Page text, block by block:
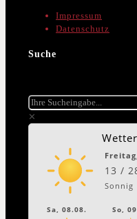
Impressum
Datenschutz
Suche
✕
13 /
Sonnig
Sa, 08.08. So,